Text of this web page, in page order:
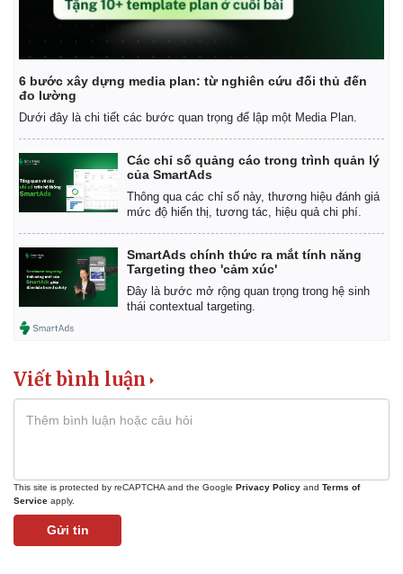
Kinh tế
Bất động sản
Khởi nghiệp
Thị trường
Giá vàng
Tỷ giá
Chứng khoán
6 bước xây dựng media plan: từ nghiên cứu đối thủ đến
đo lường
Dưới đây là chi tiết các bước quan trọng để lập một Media Plan.
Các chỉ số quảng cáo trong trình quản lý
của SmartAds
Thông qua các chỉ số này, thương hiệu đánh giá
mức độ hiển thị, tương tác, hiệu quả chi phí.
SmartAds chính thức ra mắt tính năng
Targeting theo 'cảm xúc'
Đây là bước mở rộng quan trọng trong hệ sinh
thái contextual targeting.
Viết bình luận
This site is protected by reCAPTCHA and the Google Privacy Policy and Terms of
Service apply.
Gửi tin